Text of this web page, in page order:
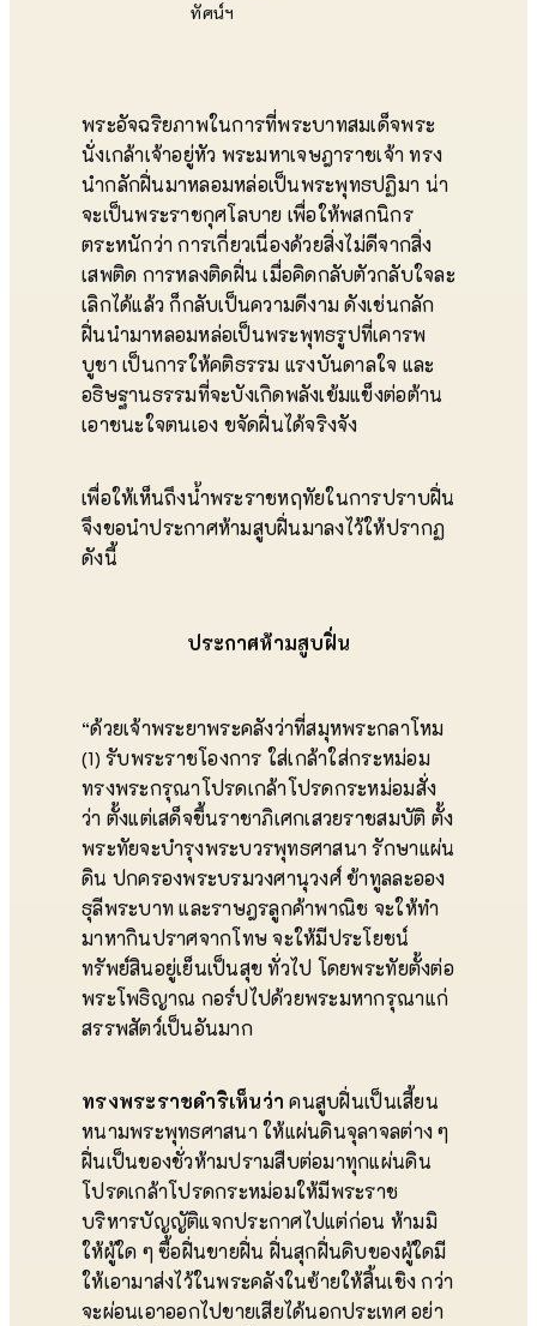
ทัศน์ฯ
พระอัจฉริยภาพในการที่พระบาทสมเด็จพระ
นั่งเกล้าเจ้าอยู่หัว พระมหาเจษฎาราชเจ้า ทรง
นำกลักฝิ่นมาหลอมหล่อเป็นพระพุทธปฏิมา น่า
จะเป็นพระราชกุศโลบาย เพื่อให้พสกนิกร
ตระหนักว่า การเกี่ยวเนื่องด้วยสิ่งไม่ดีจากสิ่ง
เสพติด การหลงติดฝิ่น เมื่อคิดกลับตัวกลับใจละ
เลิกได้แล้ว ก็กลับเป็นความดีงาม ดังเช่นกลัก
ฝิ่นนำมาหลอมหล่อเป็นพระพุทธรูปที่เคารพ
บูชา เป็นการให้คติธรรม แรงบันดาลใจ และ
อธิษฐานธรรมที่จะบังเกิดพลังเข้มแข็งต่อต้าน
เอาชนะใจตนเอง ขจัดฝิ่นได้จริงจัง
เพื่อให้เห็นถึงน้ำพระราชหฤทัยในการปราบฝิ่น
จึงขอนำประกาศห้ามสูบฝิ่นมาลงไว้ให้ปรากฏ
ดังนี้
ประกาศห้ามสูบฝิ่น
“ด้วยเจ้าพระยาพระคลังว่าที่สมุหพระกลาโหม
(1) รับพระราชโองการ ใส่เกล้าใส่กระหม่อม
ทรงพระกรุณาโปรดเกล้าโปรดกระหม่อมสั่ง
ว่า ตั้งแต่เสด็จขึ้นราชาภิเศกเสวยราชสมบัติ ตั้ง
พระทัยจะบำรุงพระบวรพุทธศาสนา รักษาแผ่น
ดิน ปกครองพระบรมวงศานุวงศ์ ข้าทูลละออง
ธุลีพระบาท และราษฎรลูกค้าพาณิช จะให้ทำ
มาหากินปราศจากโทษ จะให้มีประโยชน์
ทรัพย์สินอยู่เย็นเป็นสุข ทั่วไป โดยพระทัยตั้งต่อ
พระโพธิญาณ กอร์ปไปด้วยพระมหากรุณาแก่
สรรพสัตว์เป็นอันมาก
ทรงพระราชดำริเห็นว่าคนสูบฝิ่นเป็นเสี้ยน
หนามพระพุทธศาสนา ให้แผ่นดินจุลาจลต่าง ๆ
ฝิ่นเป็นของชั่วห้ามปรามสืบต่อมาทุกแผ่นดิน
โปรดเกล้าโปรดกระหม่อมให้มีพระราช
บริหารบัญญัติแจกประกาศไปแต่ก่อน ห้ามมิ
ให้ผู้ใด ๆ ซื้อฝิ่นขายฝิ่น ฝิ่นสุกฝิ่นดิบของผู้ใดมี
ให้เอามาส่งไว้ในพระคลังในซ้ายให้สิ้นเชิง กว่า
จะผ่อนเอาออกไปขายเสียได้นอกประเทศ อย่า